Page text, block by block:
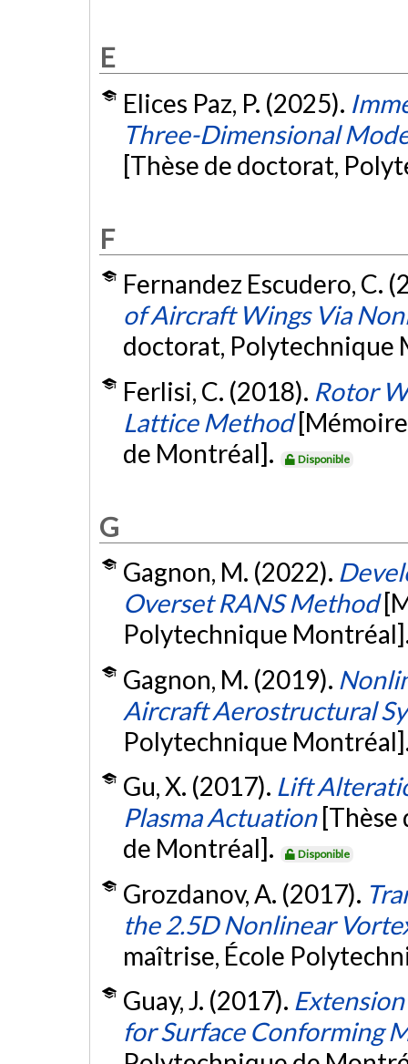
E
Elices Paz, P. (2025).
Three-Dimensional
[Thèse de doctorat,
F
Fernandez Escudero, C.
of Aircraft Wings Via
doctorat, Polytechnique
Ferlisi, C. (2018). Rotor
Lattice Method
de Montréal].
Disponible
G
Gagnon, M. (2022).
Overset RANS Method
Polytechnique
Gagnon, M. (2019).
Aircraft Aerostructural
Polytechnique
Gu, X. (2017). Lift
Plasma Actuation
de Montréal].
Disponible
Grozdanov, A. (2017).
the 2.5D Nonlinear
maîtrise, École
Guay, J. (2017).
for Surface Conforming